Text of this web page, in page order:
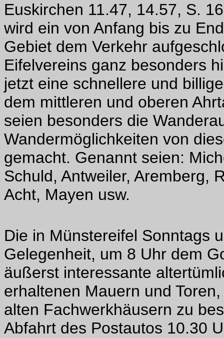
Euskirchen 11.47, 14.57, S.
wird ein von Anfang bis zu
Gebiet dem Verkehr
Eifelvereins ganz besonders
jetzt eine schnellere und
dem mittleren und oberen
seien besonders die
Wandermöglichkeiten von
gemacht. Genannt seien:
Schuld, Antweiler, Aremberg,
Acht, Mayen usw.
Die in Münstereifel Sonntags
Gelegenheit, um 8 Uhr dem
äußerst interessante
erhaltenen Mauern und
alten Fachwerkhäusern zu
Abfahrt des Postautos 10.30